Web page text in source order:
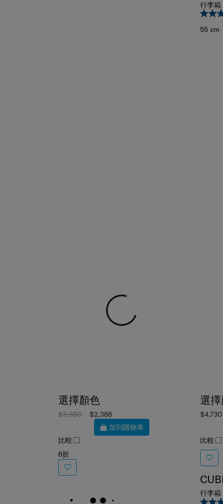
行李
55 cm
選擇顏色
$3,980
$2,388
加到購物車
比較
6折
選
$4,730
比較
行李